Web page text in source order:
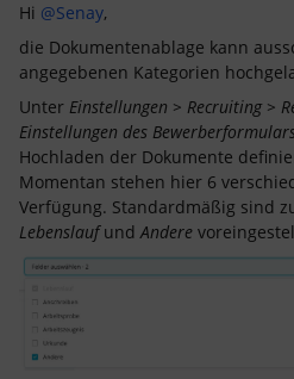
Hi @Senay,
die Dokumentenablage kann
angegebenen Kategorien
Unter Einstellungen > Recruiting >
Einstellungen des
Hochladen der Dokumente
Momentan stehen hier 6
Verfügung. Standardmäßig sind
LebenslaufundAndere